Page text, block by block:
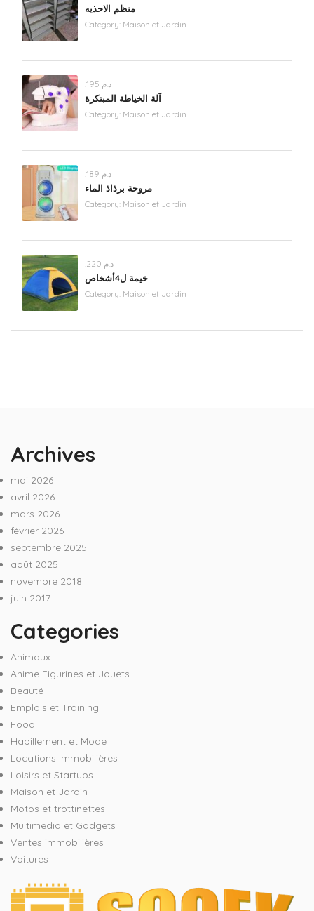
منظم الاحذيه
Category: Maison et Jardin
.د.م 195
آلة الخياطة المبتكرة
Category: Maison et Jardin
.د.م 189
مروحة برذاذ الماء
Category: Maison et Jardin
.د.م 220
خيمة ل4أشخاص
Category: Maison et Jardin
Archives
mai 2026
avril 2026
mars 2026
février 2026
septembre 2025
août 2025
novembre 2018
juin 2017
Categories
Animaux
Anime Figurines et Jouets
Beauté
Emplois et Training
Food
Habillement et Mode
Locations Immobilières
Loisirs et Startups
Maison et Jardin
Motos et trottinettes
Multimedia et Gadgets
Ventes immobilières
Voitures